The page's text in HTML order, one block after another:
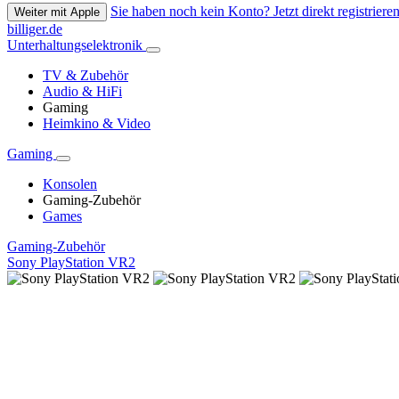
Weiter mit Apple
Sie haben noch kein Konto? Jetzt direkt
billiger.de
Unterhaltungselektronik
TV & Zubehör
Audio & HiFi
Gaming
Heimkino & Video
Gaming
Konsolen
Gaming-Zubehör
Games
Gaming-Zubehör
Sony PlayStation VR2